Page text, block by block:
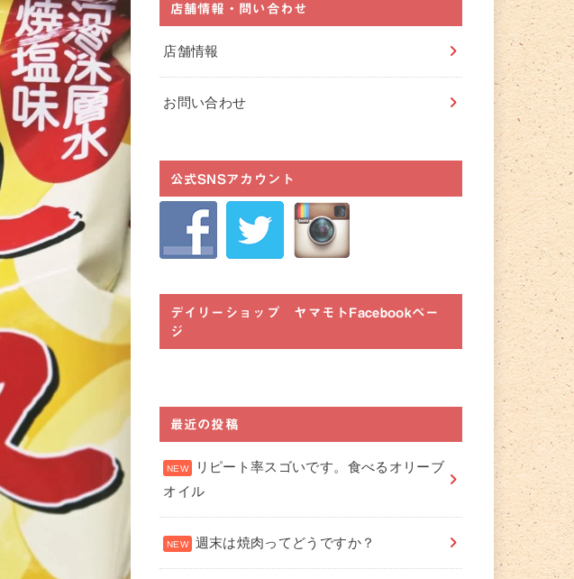
店舗情報・問い合わせ
店舗情報
お問い合わせ
公式SNSアカウント
デイリーショップ ヤマモトFacebookペー
ジ
最近の投稿
リピート率スゴいです。食べるオリーブ
オイル
週末は焼肉ってどうですか？